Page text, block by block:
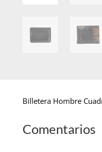
Billetera Hombre
Comentarios